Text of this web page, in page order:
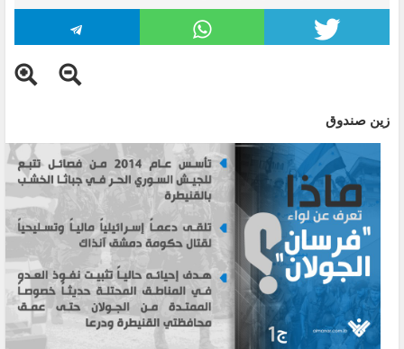
المتحدث باسم جيش الاحتلال الإسرائيلي متجولاً في الجنوب
السوري
زين صندوق